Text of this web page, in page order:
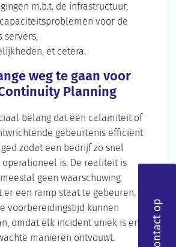
m.b.t. de infrastructuur,
voor de
servers,
et cetera.
weg te gaan voor
Planning
belang dat een calamiteit of
gebeurtenis efficiënt
zodat een bedrijf zo snel
is. De realiteit is
geen waarschuwing
er een ramp staat te gebeuren.
voorbereidingstijd kunnen
omdat elk incident uniek is en
manieren ontvouwt.